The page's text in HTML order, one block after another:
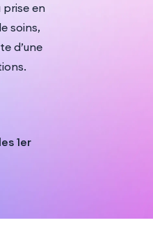
en
soins,
d’une
1er